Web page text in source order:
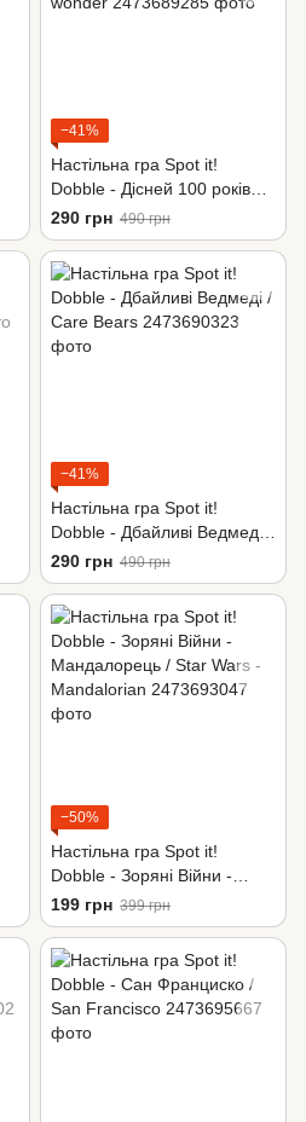
−41%
Настільна гра Spot it!
Dobble - Дісней 100 років
чудес / Disney 100 years of
wonder
290 грн 490 грн
−41%
Настільна гра Spot it!
Dobble - Дбайливі Ведмеді /
Care Bears
290 грн 490 грн
−50%
Настільна гра Spot it!
Dobble - Зоряні Війни -
Мандалорець / Star Wars -
Mandalorian
199 грн 399 грн